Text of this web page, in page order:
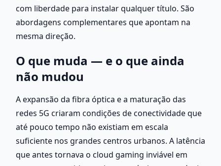
com liberdade para instalar qualquer título. São
abordagens complementares que apontam na
mesma direção.
O que muda — e o que ainda
não mudou
A expansão da fibra óptica e a maturação das
redes 5G criaram condições de conectividade que
até pouco tempo não existiam em escala
suficiente nos grandes centros urbanos. A latência
que antes tornava o cloud gaming inviável em